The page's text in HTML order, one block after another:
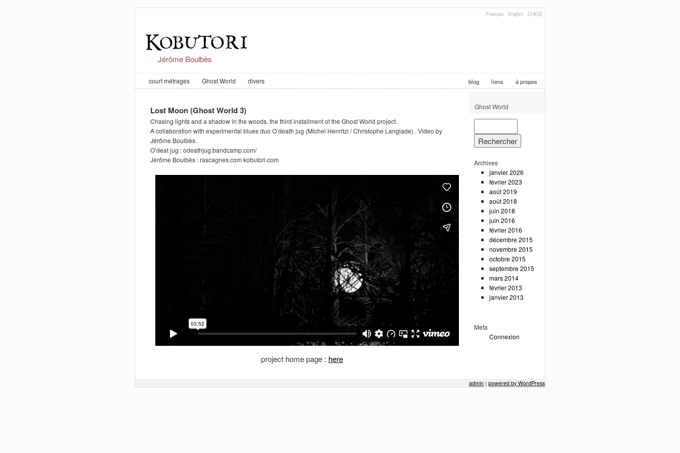
Français English 日本語
Jérôme Boulbès
blog liens à propos
court métrages Ghost World divers
Lost Moon (Ghost World 3)
Chasing lights and a shadow in the woods. the third installment of the Ghost World project.
A collaboration with experimental blues duo O’death jug (Michel Henritzi / Christophe Langlade) . Video by
Jérôme Boulbès.
O’deat jug : odeathjug.bandcamp.com/
Jérôme Boulbès : rascagnes.com kobutori.com
project home page : here
Ghost World
Archives
janvier 2026
février 2023
août 2019
août 2018
juin 2018
juin 2016
février 2016
décembre 2015
novembre 2015
octobre 2015
septembre 2015
mars 2014
février 2013
janvier 2013
Meta
Connexion
admin | powered by WordPress